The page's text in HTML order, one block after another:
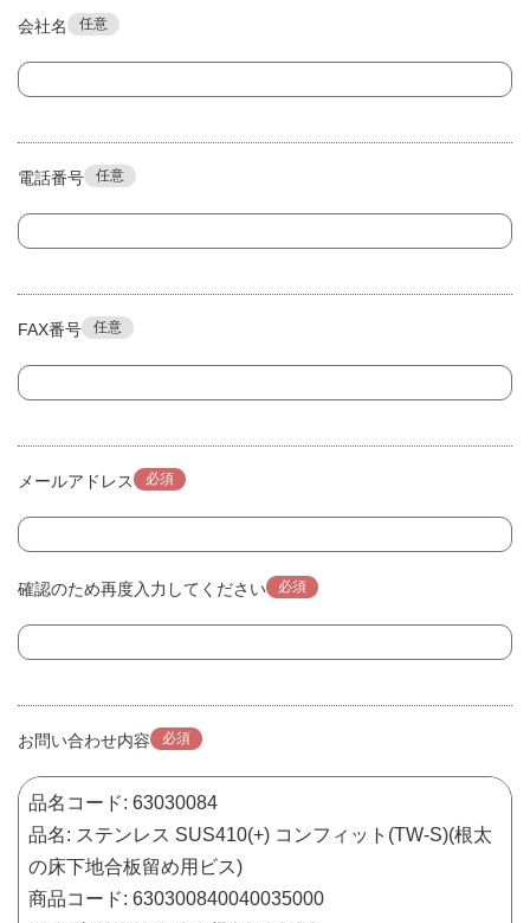
会社名 任意
電話番号 任意
FAX番号 任意
メールアドレス 必須
確認のため再度入力してください 必須
お問い合わせ内容 必須